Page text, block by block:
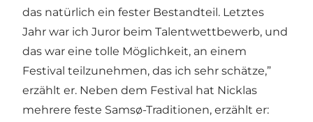
das natürlich ein fester Bestandteil. Letztes
Jahr war ich Juror beim Talentwettbewerb, und
das war eine tolle Möglichkeit, an einem
Festival teilzunehmen, das ich sehr schätze,”
erzählt er. Neben dem Festival hat Nicklas
mehrere feste Samsø-Traditionen, erzählt er: